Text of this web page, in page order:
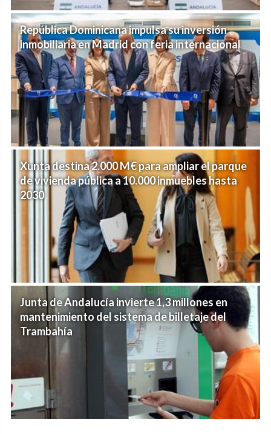
República Dominicana impulsa su inversión
inmobiliaria en Madrid con feria internacional
Xunta destina 2.000 M€ para ampliar el parque
de vivienda pública a 10.000 inmuebles hasta
2030
Junta de Andalucía invierte 1,3 millones en
mantenimiento del sistema de billetaje del
Trambahía